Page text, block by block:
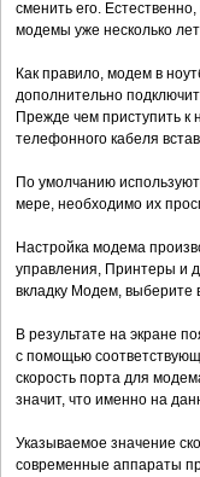
сменить его.
модемы уже несколько
Как правило, модем в
дополнительно
Прежде чем приступить к
телефонного кабеля
По умолчанию
мере, необходимо их
Настройка модема
управления, Принтеры и
вкладку Модем, выберите
В результате на экране
с помощью
скорость порта для
значит, что именно на
Указываемое значение
современные аппараты